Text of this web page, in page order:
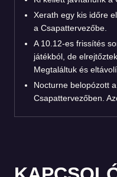
Xerath egy kis időre
a Csapattervezőbe.
A 10.12-es frissítés
játékból, de
Megtaláltuk és
Nocturne belopózott
Csapattervezőben.